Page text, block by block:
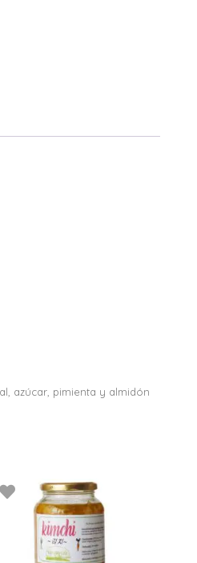
azúcar, pimienta y almidón